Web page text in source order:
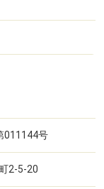
お任せ♪
工事まで当社が
011144号
2-5-20